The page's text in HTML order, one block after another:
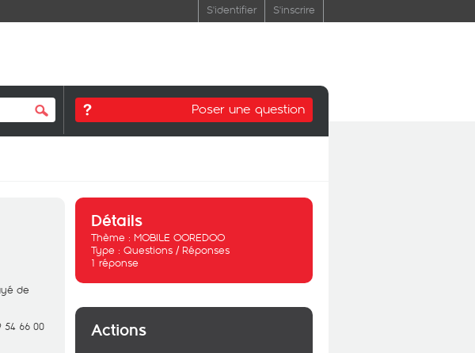
S'identifier S'inscrire
Poser une question
de
66 00
Détails
Thème : MOBILE OOREDOO
Type : Questions / Réponses
1 réponse
Actions